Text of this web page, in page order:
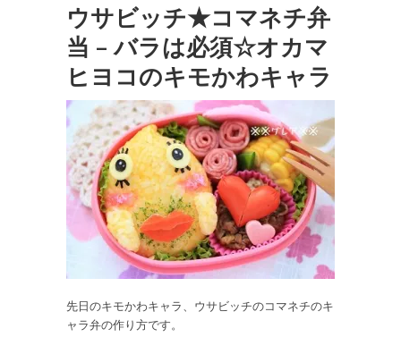
ウサビッチ★コマネチ弁
当 – バラは必須☆オカマ
ヒヨコのキモかわキャラ
先日のキモかわキャラ、ウサビッチのコマネチのキ
ャラ弁の作り方です。